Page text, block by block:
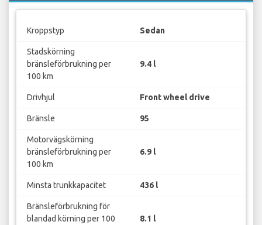
Kroppstyp Sedan
Stadskörning
bränsleförbrukning per
100 km
9.4 l
Drivhjul Front wheel drive
Bränsle 95
Motorvägskörning
bränsleförbrukning per
100 km
6.9 l
Minsta trunkkapacitet 436 l
Bränsleförbrukning för
blandad körning per 100
8.1 l